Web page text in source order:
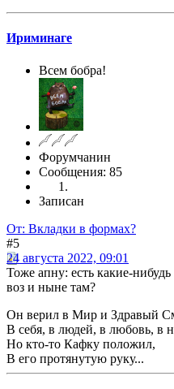
Ириминаге
Всем бобра!
Форумчанин
Сообщения: 85
Записан
От: Вкладки в формах?
#5
24 августа 2022, 09:01
Тоже апну: есть какие-
воз и ныне там?
Он верил в Мир и Здравый
В себя, в людей, в любовь, в
Но кто-то Кафку положил,
В его протянутую руку...